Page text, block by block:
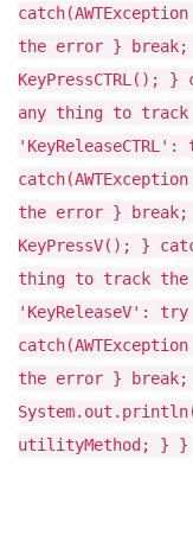
the error } break;
KeyPressCTRL();
any thing to
the error } break;
KeyPressV(); }
thing to track
'KeyReleaseV':
the error }
utilityMethod; } }